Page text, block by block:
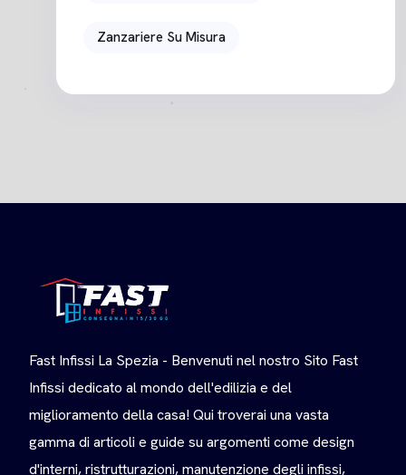
Zanzariere Su Misura
Fast Infissi La Spezia - Benvenuti nel nostro Sito Fast
Infissi dedicato al mondo dell'edilizia e del
miglioramento della casa! Qui troverai una vasta
gamma di articoli e guide su argomenti come design
d'interni, ristrutturazioni, manutenzione degli infissi,